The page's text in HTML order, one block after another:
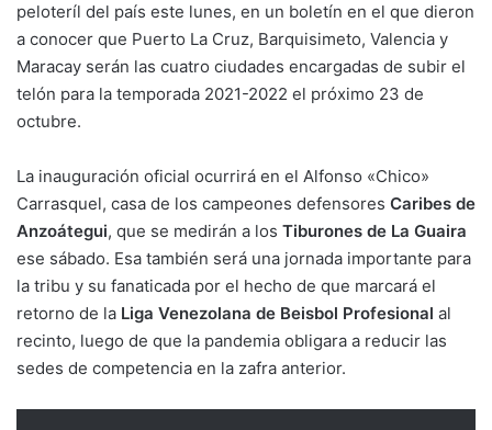
peloteríl del país este lunes, en un boletín en el que dieron
a conocer que Puerto La Cruz, Barquisimeto, Valencia y
Maracay serán las cuatro ciudades encargadas de subir el
telón para la temporada 2021-2022 el próximo 23 de
octubre.
La inauguración oficial ocurrirá en el Alfonso «Chico»
Carrasquel, casa de los campeones defensores Caribes de
Anzoátegui, que se medirán a los Tiburones de La Guaira
ese sábado. Esa también será una jornada importante para
la tribu y su fanaticada por el hecho de que marcará el
retorno de la Liga Venezolana de Beisbol Profesional al
recinto, luego de que la pandemia obligara a reducir las
sedes de competencia en la zafra anterior.